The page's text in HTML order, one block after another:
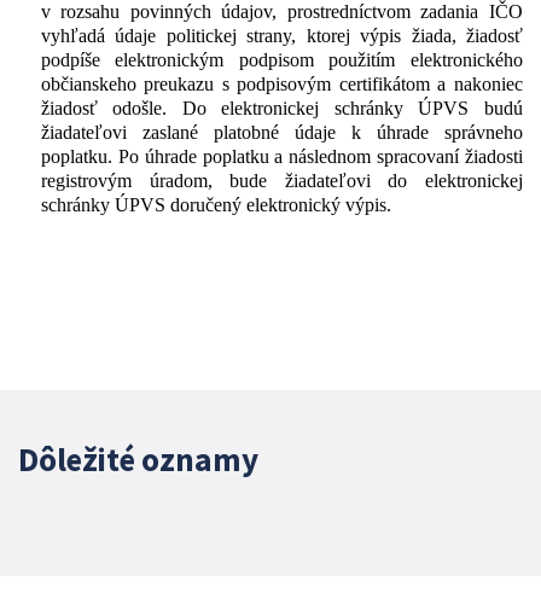
v rozsahu povinných údajov, prostredníctvom zadania IČO
vyhľadá údaje politickej strany, ktorej výpis žiada, žiadosť
podpíše elektronickým podpisom použitím elektronického
občianskeho preukazu s podpisovým certifikátom a nakoniec
žiadosť odošle. Do elektronickej schránky ÚPVS budú
žiadateľovi zaslané platobné údaje k úhrade správneho
poplatku. Po úhrade poplatku a následnom spracovaní žiadosti
registrovým úradom, bude žiadateľovi do elektronickej
schránky ÚPVS doručený elektronický výpis.
Dôležité oznamy